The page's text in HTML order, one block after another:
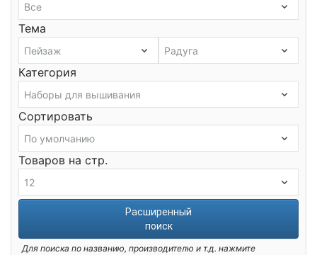
Тема
Категория
Сортировать
Товаров на стр.
Расширенный
поиск
Для поиска по названию, производителю и т.д. нажмите